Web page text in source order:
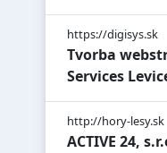
https://digisys.sk
Tvorba
Services
http://hory-lesy.sk
ACTIVE 24,